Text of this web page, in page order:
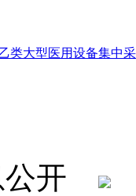
类大型医用设备集中
公开